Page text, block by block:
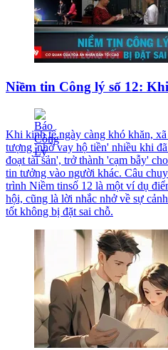
Niềm tin Công lý số 12:
Khi kinh tế ngày càng khó khăn,
tượng 'nhờ vay hộ tiền' nhiều khi
đoạt tài sản', trở thành 'cạm bẫy'
tin tưởng vào người khác. Câu
trình Niềm tinsố 12 là một ví dụ
hội, cũng là lời nhắc nhở về sự
tốt không bị đặt sai chỗ.